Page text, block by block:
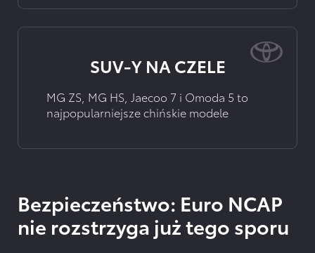
SUV-Y NA CZELE
MG ZS, MG HS, Jaecoo 7 i Omoda 5 to
najpopularniejsze chińskie modele
Bezpieczeństwo: Euro NCAP
nie rozstrzyga już tego sporu